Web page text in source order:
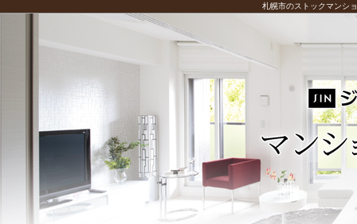
札幌市のストックマンシ